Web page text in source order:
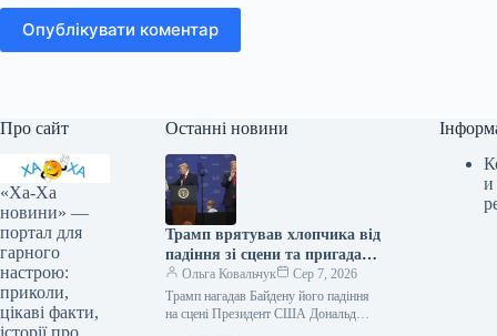
Опублікувати коментар
Про сайт
«Ха-Ха
новини» —
портал для
гарного
настрою:
приколи,
цікаві факти,
Останні новини
Трамп врятував хлопчика від
падіння зі сцени та пригадав
Байдена (відео)
Ольга Ковальчук
Сер 7, 2026
Трамп нагадав Байдену його падіння
на сцені Президент США Дональд
и